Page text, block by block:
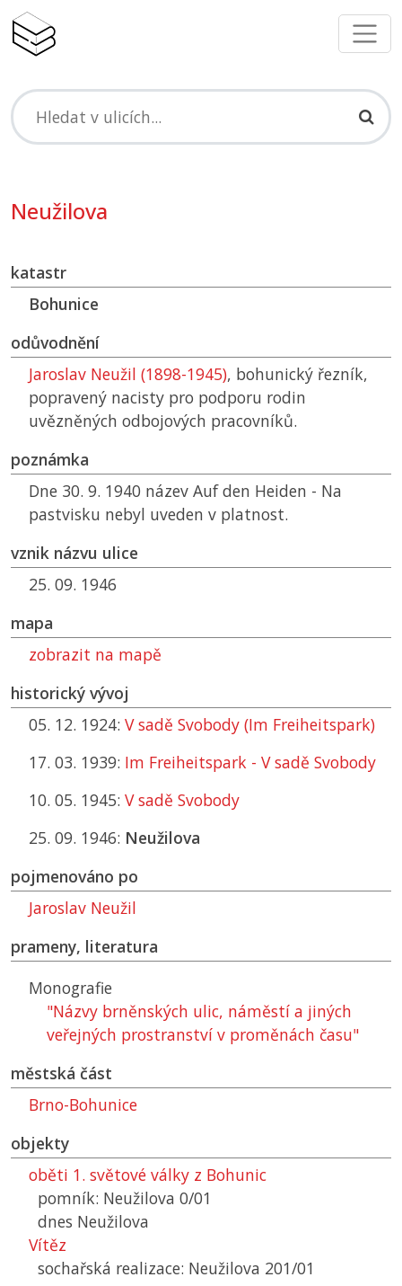
Neužilova
katastr
Bohunice
odůvodnění
Jaroslav Neužil (1898-1945), bohunický řezník,
popravený nacisty pro podporu rodin
uvězněných odbojových pracovníků.
poznámka
Dne 30. 9. 1940 název Auf den Heiden - Na
pastvisku nebyl uveden v platnost.
vznik názvu ulice
25. 09. 1946
mapa
zobrazit na mapě
historický vývoj
05. 12. 1924: V sadě Svobody (Im Freiheitspark)
17. 03. 1939: Im Freiheitspark - V sadě Svobody
10. 05. 1945: V sadě Svobody
25. 09. 1946: Neužilova
pojmenováno po
Jaroslav Neužil
prameny, literatura
Monografie
"Názvy brněnských ulic, náměstí a jiných
veřejných prostranství v proměnách času"
městská část
Brno-Bohunice
objekty
oběti 1. světové války z Bohunic
pomník: Neužilova 0/01
dnes Neužilova
Vítěz
sochařská realizace: Neužilova 201/01